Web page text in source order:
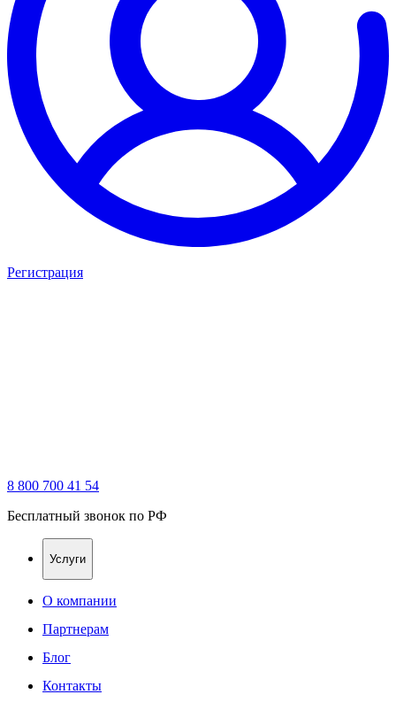
Регистрация
8 800 700 41 54
Бесплатный звонок по РФ
Услуги
О компании
Партнерам
Блог
Контакты